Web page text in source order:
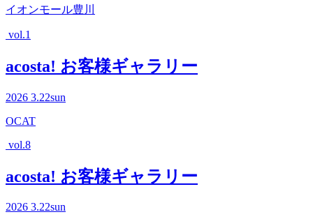
イオンモール豊川
vol.1
acosta! お客様ギャラリー
2026 3.22sun
OCAT
vol.8
acosta! お客様ギャラリー
2026 3.22sun